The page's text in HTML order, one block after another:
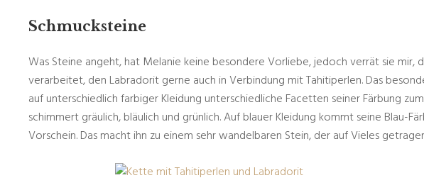
Schmucksteine
Was Steine angeht, hat Melanie keine besondere Vorliebe, jedoch verrät sie mir,
verarbeitet, den Labradorit gerne auch in Verbindung mit Tahitiperlen. Das
auf unterschiedlich farbiger Kleidung unterschiedliche Facetten seiner Färbung
schimmert gräulich, bläulich und grünlich. Auf blauer Kleidung kommt seine Blau-
Vorschein. Das macht ihn zu einem sehr wandelbaren Stein, der auf Vieles